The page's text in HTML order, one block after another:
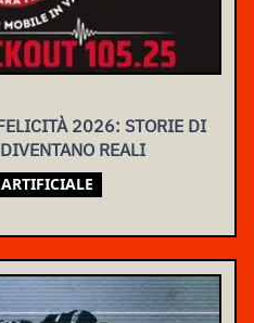
2026: STORIE DI
REALI